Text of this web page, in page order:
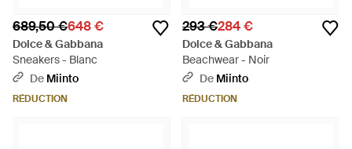
689,50 €648 €
Dolce & Gabbana
Sneakers - Blanc
De Miinto
RÉDUCTION
293 €284 €
Dolce & Gabbana
Beachwear - Noir
De Miinto
RÉDUCTION